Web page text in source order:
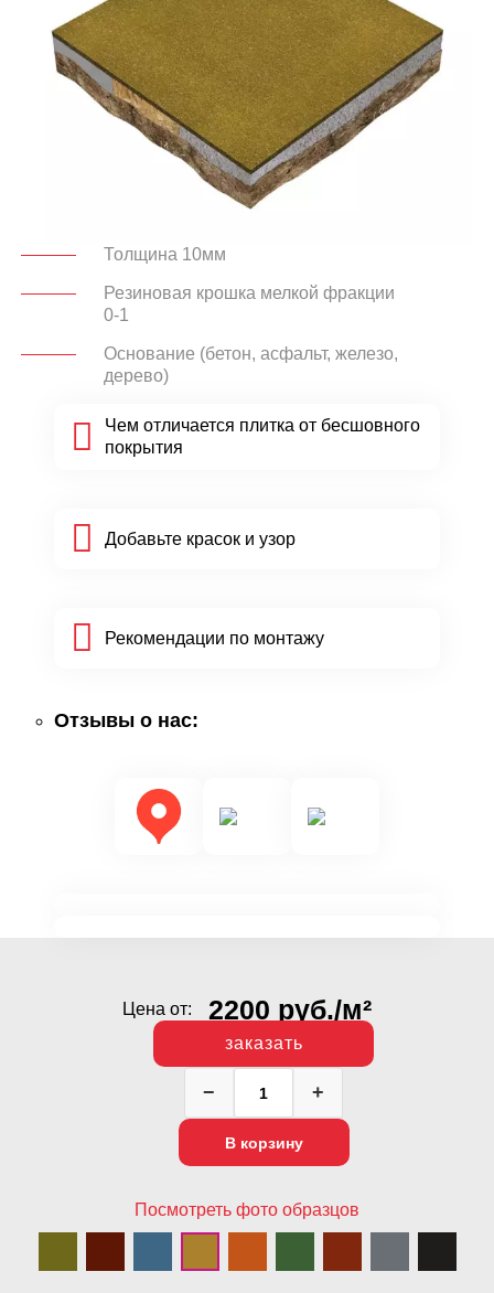
Толщина 10мм
Резиновая крошка мелкой фракции
0-1
Основание (бетон, асфальт, железо,
дерево)
Чем отличается плитка от бесшовного
покрытия
Добавьте красок и узор
Рекомендации по монтажу
Отзывы о нас:
Цена от: 2200 руб./м²
заказать
−
Количество
товара
Бесшовное
покрытие
SmallMonolit,
песок
+
В корзину
Посмотреть фото образцов